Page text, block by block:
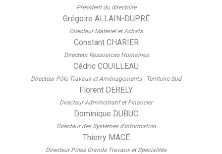
Président du directoire
Grégoire ALLAIN-DUPRÉ
Directeur Matériel et Achats
Constant CHARIER
Directeur Ressources Humaines
Cédric COUILLEAU
Directeur Pôle Travaux et Aménagements - Territoire Sud
Florent DERELY
Directeur Administratif et Financier
Dominique DUBUC
Directeur des Systèmes d'Information
Thierry MACÉ
Directeur Pôles Grands Travaux et Spécialités